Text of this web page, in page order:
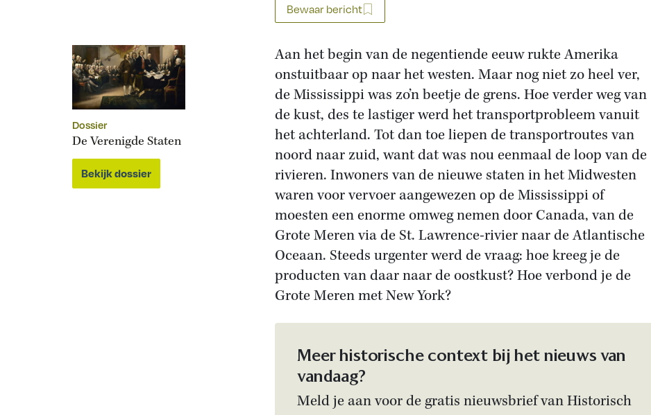
Bewaar bericht
Dossier
De Verenigde Staten
Bekijk dossier
Aan het begin van de negentiende eeuw rukte Amerika
onstuitbaar op naar het westen. Maar nog niet zo heel ver,
de Mississippi was zo’n beetje de grens. Hoe verder weg van
de kust, des te lastiger werd het transportprobleem vanuit
het achterland. Tot dan toe liepen de transportroutes van
noord naar zuid, want dat was nou eenmaal de loop van de
rivieren. Inwoners van de nieuwe staten in het Midwesten
waren voor vervoer aangewezen op de Mississippi of
moesten een enorme omweg nemen door Canada, van de
Grote Meren via de St. Lawrence-rivier naar de Atlantische
Oceaan. Steeds urgenter werd de vraag: hoe kreeg je de
producten van daar naar de oostkust? Hoe verbond je de
Grote Meren met New York?
Meer historische context bij het nieuws van
vandaag?
Meld je aan voor de gratis nieuwsbrief van Historisch